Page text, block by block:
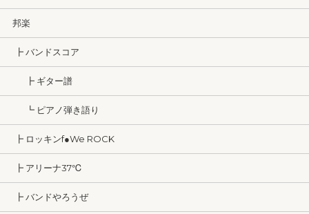
邦楽
┣ バンドスコア
┣ ギター譜
┗ ピアノ弾き語り
┣ ロッキンf●We ROCK
┣ アリーナ37℃
┣ バンドやろうぜ